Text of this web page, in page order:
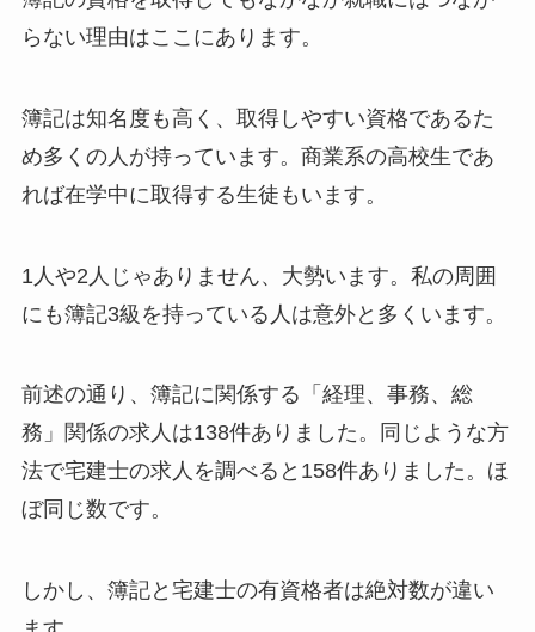
らない理由はここにあります。
簿記は知名度も高く、取得しやすい資格であるた
め多くの人が持っています。商業系の高校生であ
れば在学中に取得する生徒もいます。
1人や2人じゃありません、大勢います。私の周囲
にも簿記3級を持っている人は意外と多くいます。
前述の通り、簿記に関係する「経理、事務、総
務」関係の求人は138件ありました。同じような方
法で宅建士の求人を調べると158件ありました。ほ
ぼ同じ数です。
しかし、簿記と宅建士の有資格者は絶対数が違い